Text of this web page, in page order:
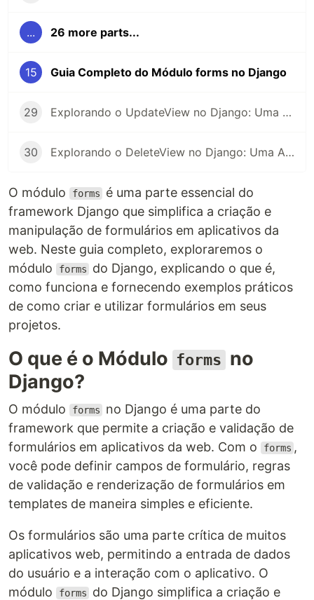
... 26 more parts...
15 Guia Completo do Módulo forms no Django
29 Explorando o UpdateView no Django: Uma Abordagem Detalhada para Atualizações
30 Explorando o DeleteView no Django: Uma Análise Detalhada da Exclusão de Registros
O módulo forms
é uma parte essencial do
framework Django que simplifica a criação e
manipulação de formulários em aplicativos da
web. Neste guia completo, exploraremos o
módulo
forms
do Django, explicando o que é,
como funciona e fornecendo exemplos práticos
de como criar e utilizar formulários em seus
projetos.
O que é o Módulo forms no
Django?
O módulo forms
no Django é uma parte do
framework que permite a criação e validação de
formulários em aplicativos da web. Com o
forms ,
você pode definir campos de formulário, regras
de validação e renderização de formulários em
templates de maneira simples e eficiente.
Os formulários são uma parte crítica de muitos
aplicativos web, permitindo a entrada de dados
do usuário e a interação com o aplicativo. O
módulo
forms
do Django simplifica a criação e